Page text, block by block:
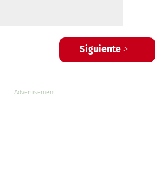
Siguiente >